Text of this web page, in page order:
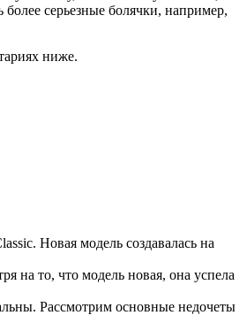
серьезные болячки, например,
ниже.
Новая модель создавалась на
на то, что модель новая, она успела
Рассмотрим основные недочеты